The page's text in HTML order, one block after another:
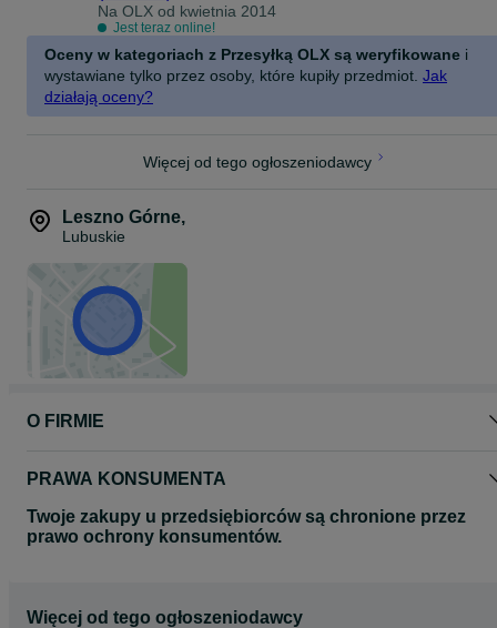
Na OLX od kwietnia 2014
Jest teraz online!
Oceny w kategoriach z Przesyłką OLX są weryfikowane i
wystawiane tylko przez osoby, które kupiły przedmiot. Jak
działają oceny?
Więcej od tego ogłoszeniodawcy
Leszno Górne,
Lubuskie
O FIRMIE
PRAWA KONSUMENTA
Twoje zakupy u przedsiębiorców są chronione przez
prawo ochrony konsumentów.
Więcej od tego ogłoszeniodawcy